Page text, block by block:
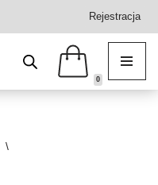
Rejestracja
0
\